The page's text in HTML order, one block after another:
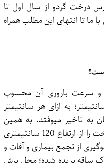
درخت گردو از سال اول تا
تا انتهای این مطلب همراه
و سرعت باروری آن محسوب
در نهال‌های بیش از 120 سانتیمتر؛ به ازای هر سانتیمتر
درختان به تاخیر میوفتد. به همین
دلیل 1 سال پس از کاشت نهال؛ درخت را از ارتفاع 120 سانتیمتری
از تجمع بیماری و آفات و
ساقه بریده شده؛ محل برش